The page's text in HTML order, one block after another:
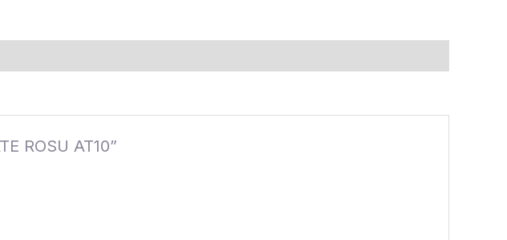
ROSU AT10”